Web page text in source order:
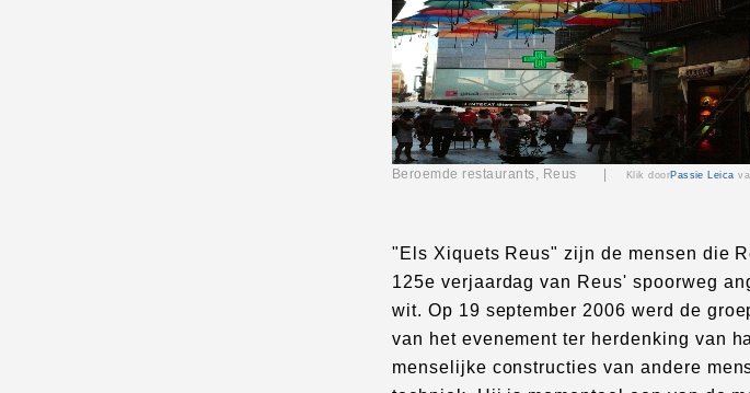
Beroemde restaurants, Reus | Klik doorPassie Leica
"Els Xiquets Reus" zijn de mensen die
125e verjaardag van Reus' spoorweg
wit. Op 19 september 2006 werd de
van het evenement ter herdenking van
menselijke constructies van andere